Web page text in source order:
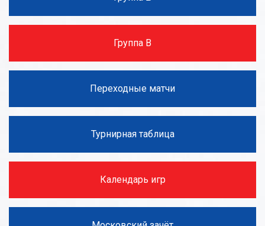
Группа В
Переходные матчи
Турнирная таблица
Календарь игр